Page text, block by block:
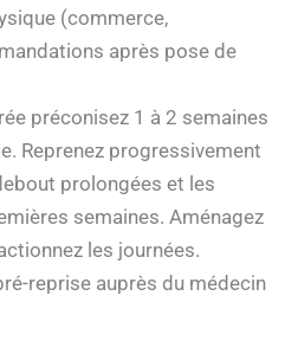
(commerce,
après pose de
préconisez 1 à 2 semaines
Reprenez progressivement
prolongées et les
semaines. Aménagez
les journées.
reprise auprès du médecin